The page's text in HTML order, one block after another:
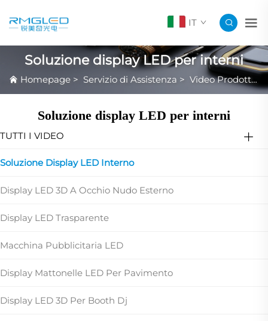
IT
Soluzione display LED per interni
Homepage > Servizio di Assistenza > Video Prodotto in Evidenza
Soluzione display LED per interni
TUTTI I VIDEO
Soluzione Display LED Interno
Display LED 3D A Occhio Nudo Esterno
Display LED Trasparente
Macchina Pubblicitaria LED
Display Mattonelle LED Per Pavimento
Display LED 3D Per Booth Dj